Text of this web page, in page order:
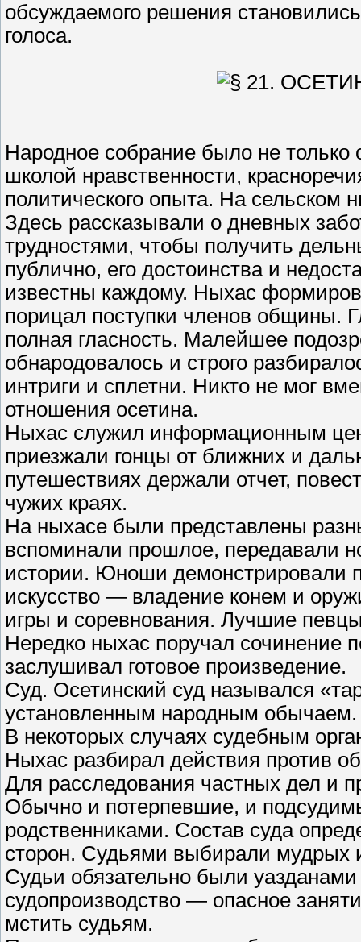
обсуждаемого решения
голоса.
Народное собрание было не
школой нравственности,
политического опыта. На
Здесь рассказывали о дневных
трудностями, чтобы получить
публично, его достоинства и
известны каждому. Ныхас
порицал поступки членов общины.
полная гласность. Малейшее
обнародовалось и строго
интриги и сплетни. Никто не мог
отношения осетина.
Ныхас служил информационным
приезжали гонцы от ближних и
путешествиях держали отчет,
чужих краях.
На ныхасе были представлены
вспоминали прошлое, передавали
истории. Юноши демонстрировали
искусство — владение конем и
игры и соревнования. Лучшие
Нередко ныхас поручал сочинение
заслушивал готовое произведение.
Суд. Осетинский суд назывался
установленным народным обычаем.
В некоторых случаях судебным
Ныхас разбирал действия против
Для расследования частных дел и
Обычно и потерпевшие, и
родственниками. Состав суда
сторон. Судьями выбирали мудрых
Судьи обязательно были
судопроизводство — опасное
мстить судьям.